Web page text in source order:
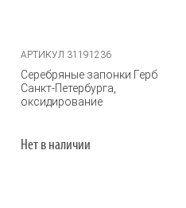
АРТИКУЛ 31191236
Серебряные запонки Герб
Санкт-Петербурга,
оксидирование
Нет в наличии